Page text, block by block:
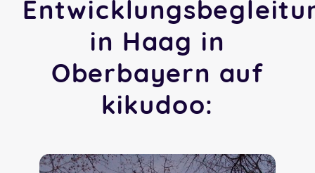
in Haag in
Oberbayern auf
kikudoo: